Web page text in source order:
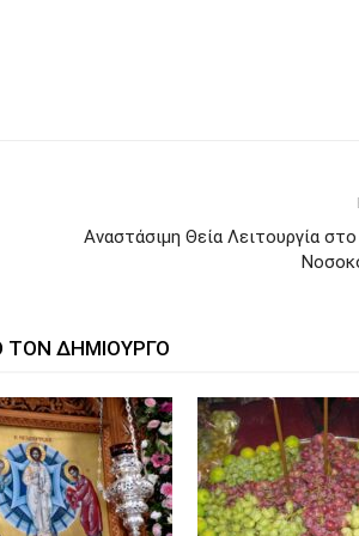
Αναστάσιμη Θεία Λειτουργία
ΤΟΝ ΔΗΜΙΟΥΡΓΟ